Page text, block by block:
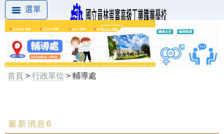
選單
首頁 > 行政單位 > 輔導處
最新消息
最新消息6